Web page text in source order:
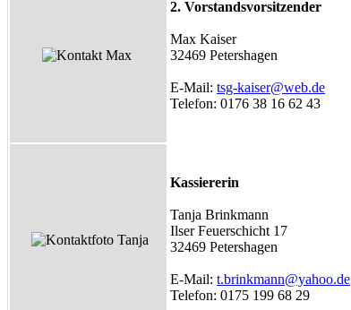
2. Vorstandsvorsitzender
Max Kaiser
32469 Petershagen
E-Mail: tsg-kaiser@web.de
Telefon: 0176 38 16 62 43
Kassiererin
Tanja Brinkmann
Ilser Feuerschicht 17
32469 Petershagen
E-Mail: t.brinkmann@yahoo.de
Telefon: 0175 199 68 29